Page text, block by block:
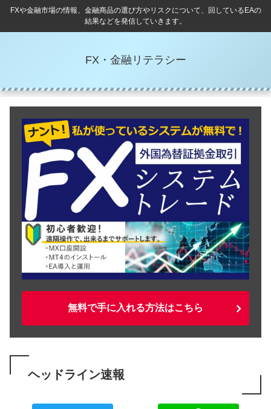
FXや金融市場の情報、金融商品の選び方やリスクについて、回しているEAの
結果などを発信していきます。
FX・金融リテラシー
無料で手に入れる方法はこちら
ヘッドライン速報